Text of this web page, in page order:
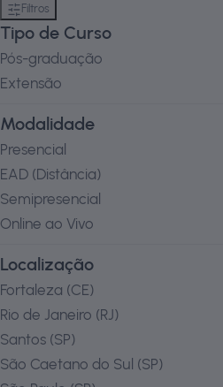
Filtros
Tipo de Curso
Pós-graduação
Extensão
Modalidade
Presencial
EAD (Distância)
Semipresencial
Online ao Vivo
Localização
Fortaleza (CE)
Rio de Janeiro (RJ)
Santos (SP)
São Caetano do Sul (SP)